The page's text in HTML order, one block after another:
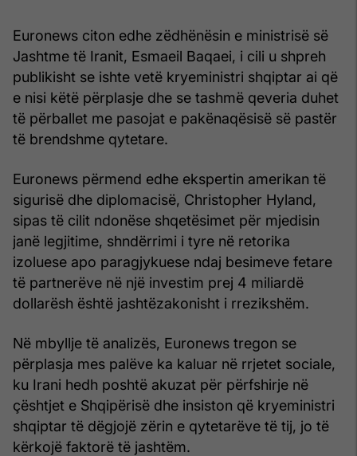
Euronews citon edhe zëdhënësin e ministrisë së
Jashtme të Iranit, Esmaeil Baqaei, i cili u shpreh
publikisht se ishte vetë kryeministri shqiptar ai që
e nisi këtë përplasje dhe se tashmë qeveria duhet
të përballet me pasojat e pakënaqësisë së pastër
të brendshme qytetare.
Euronews përmend edhe ekspertin amerikan të
sigurisë dhe diplomacisë, Christopher Hyland,
sipas të cilit ndonëse shqetësimet për mjedisin
janë legjitime, shndërrimi i tyre në retorika
izoluese apo paragjykuese ndaj besimeve fetare
të partnerëve në një investim prej 4 miliardë
dollarësh është jashtëzakonisht i rrezikshëm.
Në mbyllje të analizës, Euronews tregon se
përplasja mes palëve ka kaluar në rrjetet sociale,
ku Irani hedh poshtë akuzat për përfshirje në
çështjet e Shqipërisë dhe insiston që kryeministri
shqiptar të dëgjojë zërin e qytetarëve të tij, jo të
kërkojë faktorë të jashtëm.